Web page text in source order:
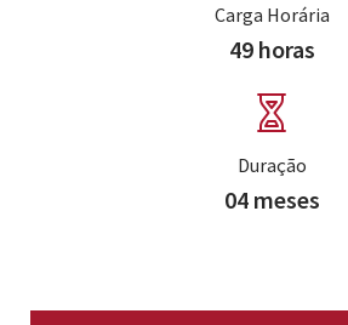
Carga Horária
49 horas
Duração
04 meses